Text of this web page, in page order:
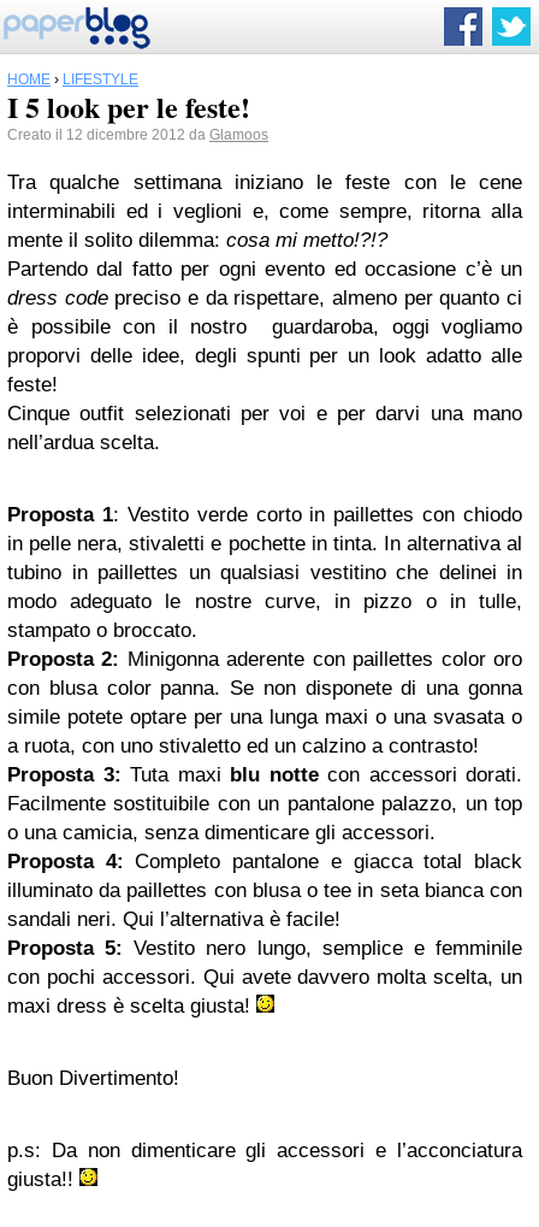
HOME › LIFESTYLE
I 5 look per le feste!
Creato il 12 dicembre 2012 da Glamoos
Tra qualche settimana iniziano le feste con le cene
interminabili ed i veglioni e, come sempre, ritorna alla
mente il solito dilemma: cosa mi metto!?!?
Partendo dal fatto per ogni evento ed occasione c’è un
dress codepreciso e da rispettare, almeno per quanto ci
è possibile con il nostro guardaroba, oggi vogliamo
proporvi delle idee, degli spunti per un look adatto alle
feste!
Cinque outfit selezionati per voi e per darvi una mano
nell’ardua scelta.
Proposta 1: Vestito verde corto in paillettes con chiodo
in pelle nera, stivaletti e pochette in tinta. In alternativa al
tubino in paillettes un qualsiasi vestitino che delinei in
modo adeguato le nostre curve, in pizzo o in tulle,
stampato o broccato.
Proposta 2: Minigonna aderente con paillettes color oro
con blusa color panna. Se non disponete di una gonna
simile potete optare per una lunga maxi o una svasata o
a ruota, con uno stivaletto ed un calzino a contrasto!
Proposta 3: Tuta maxi blu nottecon accessori dorati.
Facilmente sostituibile con un pantalone palazzo, un top
o una camicia, senza dimenticare gli accessori.
Proposta 4: Completo pantalone e giacca total black
illuminato da paillettes con blusa o tee in seta bianca con
sandali neri. Qui l’alternativa è facile!
Proposta 5: Vestito nero lungo, semplice e femminile
con pochi accessori. Qui avete davvero molta scelta, un
maxi dress è scelta giusta!
Buon Divertimento!
p.s: Da non dimenticare gli accessori e l’acconciatura
giusta!!